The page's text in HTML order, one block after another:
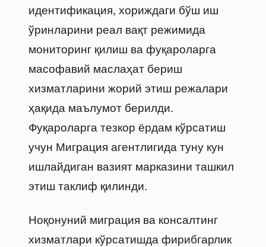
идентификация, хориждаги бўш иш
ўринларини реал вақт режимида
мониторинг қилиш ва фуқароларга
масофавий маслаҳат бериш
хизматларини жорий этиш режалари
ҳақида маълумот берилди.
Фуқароларга тезкор ёрдам кўрсатиш
учун Миграция агентлигида туну кун
ишлайдиган вазият марказини ташкил
этиш таклиф қилинди.
Ноқонуний миграция ва консалтинг
хизматлари кўрсатишда фирибгарлик